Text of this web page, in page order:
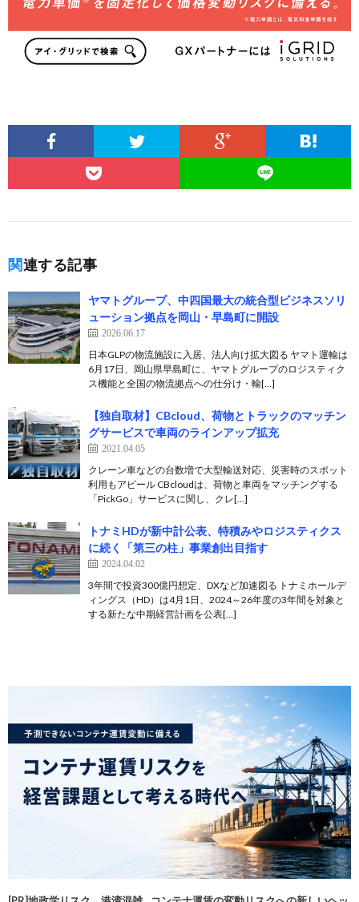
関連する記事
ヤマトグループ、中四国最大の統合型ビジネスソリ
ューション拠点を岡山・早島町に開設
2026.06.17
日本GLPの物流施設に入居、法人向け拡大図る ヤマト運輸は
6月17日、岡山県早島町に、ヤマトグループのロジスティク
ス機能と全国の物流拠点への仕分け・輸[…]
【独自取材】CBcloud、荷物とトラックのマッチン
グサービスで車両のラインアップ拡充
2021.04.05
クレーン車などの台数増で大型輸送対応、災害時のスポット
利用もアピール CBcloudは、荷物と車両をマッチングする
「PickGo」サービスに関し、クレ[…]
トナミHDが新中計公表、特積みやロジスティクス
に続く「第三の柱」事業創出目指す
2024.04.02
3年間で投資300億円想定、DXなど加速図る トナミホールデ
ィングス（HD）は4月1日、2024～26年度の3年間を対象と
する新たな中期経営計画を公表[…]